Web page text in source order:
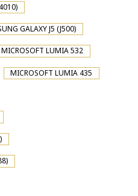
GALAXY J5 (J500)
MICROSOFT LUMIA 532
MICROSOFT LUMIA 435